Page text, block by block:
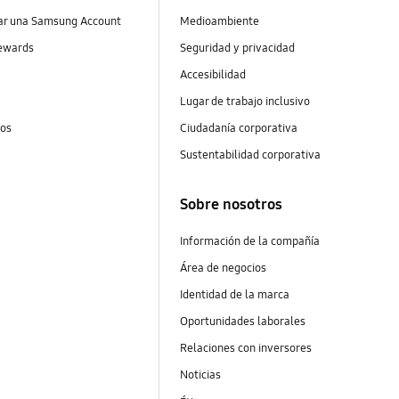
una Samsung Account
Medioambiente
Seguridad y privacidad
Accesibilidad
Lugar de trabajo inclusivo
Ciudadanía corporativa
Sustentabilidad corporativa
Sobre nosotros
Información de la compañía
Área de negocios
Identidad de la marca
Oportunidades laborales
Relaciones con inversores
Noticias